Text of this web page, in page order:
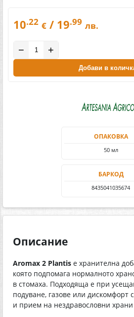
10.22 € / 19.99 лв.
− +
Добави в
ОПАКОВКА
50 мл
БАРКОД
8435041035674
Описание
Aromax 2 Plantis е хранителна
която подпомага нормалното
в стомаха. Подходяща е при
подуване, газове или дискомфорт
и прием на нездравословни храни